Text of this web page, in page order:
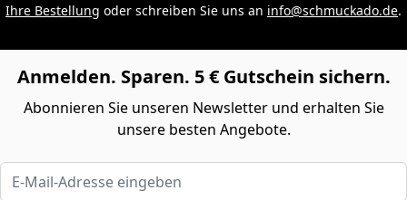
Ihre Bestellung oder schreiben Sie uns an info@schmuckado.de.
Anmelden. Sparen. 5 € Gutschein sichern.
Abonnieren Sie unseren Newsletter und erhalten Sie
unsere besten Angebote.
E-Mail-Adresse eingeben